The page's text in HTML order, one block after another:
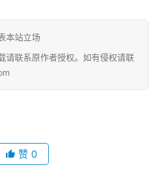
本站立场
请联系原作者授权。如有侵权请联
赞 0